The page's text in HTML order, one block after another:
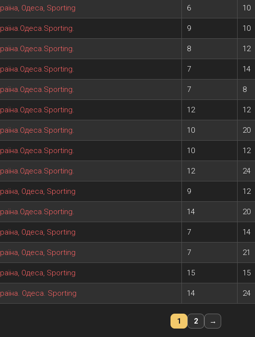
Одеса, Sporting 6 10
9 10
8 12
7 14
7 8
12 12
10 20
10 12
12 24
Одеса, Sporting 9 12
14 20
Одеса, Sporting 7 14
Одеса, Sporting 7 21
Одеса, Sporting 15 15
Одеса. Sporting 14 24
1 2 →